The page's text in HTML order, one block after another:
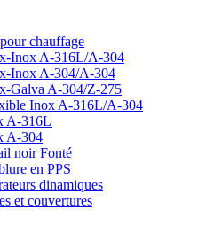
chauffage
Inox A-316L/A-304
Inox A-304/A-304
Galva A-304/Z-275
Inox A-316L/A-304
A-316L
A-304
noir Fonté
en PPS
dinamiques
et couvertures